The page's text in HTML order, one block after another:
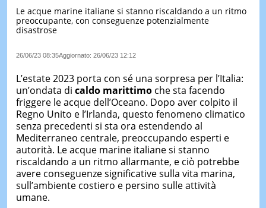
IERI
Le acque marine italiane si stanno riscaldando a un ritmo
preoccupante, con conseguenze potenzialmente
disastrose
26/06/23 08:35Aggiornato: 26/06/23 12:12
L’estate 2023 porta con sé una sorpresa per l’Italia:
un’ondata di caldo marittimoche sta facendo
friggere le acque dell’Oceano. Dopo aver colpito il
Regno Unito e l’Irlanda, questo fenomeno climatico
senza precedenti si sta ora estendendo al
Mediterraneo centrale, preoccupando esperti e
autorità. Le acque marine italiane si stanno
riscaldando a un ritmo allarmante, e ciò potrebbe
avere conseguenze significative sulla vita marina,
sull’ambiente costiero e persino sulle attività
umane.